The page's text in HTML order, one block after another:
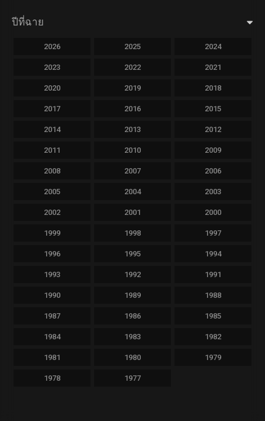
ปีที่ฉาย
2026 2025 2024
2023 2022 2021
2020 2019 2018
2017 2016 2015
2014 2013 2012
2011 2010 2009
2008 2007 2006
2005 2004 2003
2002 2001 2000
1999 1998 1997
1996 1995 1994
1993 1992 1991
1990 1989 1988
1987 1986 1985
1984 1983 1982
1981 1980 1979
1978 1977